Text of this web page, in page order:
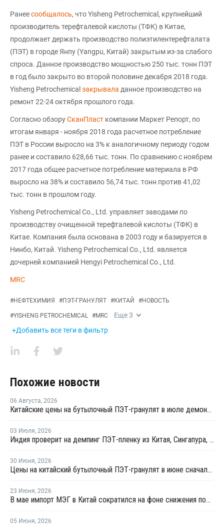
Ранеесообщалось, что Yisheng Petrochemical, крупнейший
производитель терефталевой кислоты (ТФК) в Китае,
продолжает держать производство полиэтилентерефталата
(ПЭТ) в городе Янпу (Yangpu, Китай) закрытым из-за слабого
спроса. Данное производство мощностью 250 тыс. тонн ПЭТ
в год было закрыто во второй половине декабря 2018 года.
Yisheng Petrochemical закрывала данное производство на
ремонт 22-24 октября прошлого года.
Согласно обзоруСканПласт компании Маркет Репорт, по
итогам января - ноября 2018 года расчетное потребление
ПЭТ в России выросло на 3% к аналогичному периоду годом
ранее и составило 628,66 тыс. тонн. По сравнению с ноябрем
2017 года общее расчетное потребление материала в РФ
выросло на 38% и составило 56,74 тыс. тонн против 41,02
тыс. тонн в прошлом году.
Yisheng Petrochemical Co., Ltd. управляет заводами по
производству очищенной терефталевой кислоты (ТФК) в
Китае. Компания была основана в 2003 году и базируется в
Нинбо, Китай. Yisheng Petrochemical Co., Ltd. является
дочерней компанией Hengyi Petrochemical Co., Ltd.
MRC
#НЕФТЕХИМИЯ #ПЭТ-ГРАНУЛЯТ #КИТАЙ #НОВОСТЬ
#YISHENG PETROCHEMICAL #MRC Еще3
+Добавить все теги в фильтр
Похожие новости
06 Августа, 2026
Китайские цены на бутылочный ПЭТ-гранулят в июле демонстрировали сильную волатильность
03 Июля, 2026
Индия проверит на демпинг ПЭТ-пленку из Китая, Сингапура, Таиланда и ОАЭ
30 Июня, 2026
Цены на китайский бутылочный ПЭТ-гранулят в июне сначала выросли, а затем резко снизились
23 Июня, 2026
В мае импорт МЭГ в Китай сократился на фоне снижения поставок из Саудовской Аравии
05 Июня, 2026